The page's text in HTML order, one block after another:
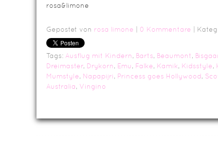
rosa&limone
Gepostet von rosa limone 0 Kommentare |
Tags: Ausflug mit Kindern, Barts, Beaumont,
Dreimaster, Drykorn, Emu, Falke, Kamik, Kidsstyle,
Mumstyle, Napapijri, Princess goes Hollywood,
Australia, Vingino